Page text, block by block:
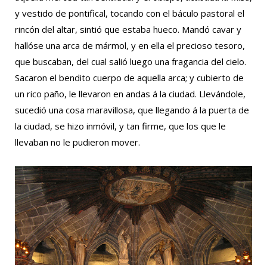
y vestido de pontifical, tocando con el báculo pastoral el
rincón del altar, sintió que estaba hueco. Mandó cavar y
hallóse una arca de mármol, y en ella el precioso tesoro,
que buscaban, del cual salió luego una fragancia del cielo.
Sacaron el bendito cuerpo de aquella arca; y cubierto de
un rico paño, le llevaron en andas á la ciudad. Llevándole,
sucedió una cosa maravillosa, que llegando á la puerta de
la ciudad, se hizo inmóvil, y tan firme, que los que le
llevaban no le pudieron mover.